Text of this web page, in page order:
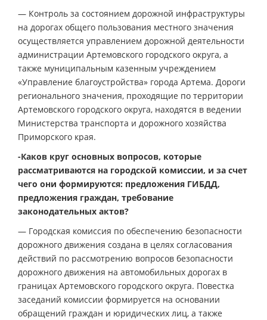
— Контроль за состоянием дорожной инфраструктуры
на дорогах общего пользования местного значения
осуществляется управлением дорожной деятельности
администрации Артемовского городского округа, а
также муниципальным казенным учреждением
«Управление благоустройства» города Артема. Дороги
регионального значения, проходящие по территории
Артемовского городского округа, находятся в ведении
Министерства транспорта и дорожного хозяйства
Приморского края.
-Каков круг основных вопросов, которые
рассматриваются на городской комиссии, и за счет
чего они формируются: предложения ГИБДД,
предложения граждан, требование
законодательных актов?
— Городская комиссия по обеспечению безопасности
дорожного движения создана в целях согласования
действий по рассмотрению вопросов безопасности
дорожного движения на автомобильных дорогах в
границах Артемовского городского округа. Повестка
заседаний комиссии формируется на основании
обращений граждан и юридических лиц, а также